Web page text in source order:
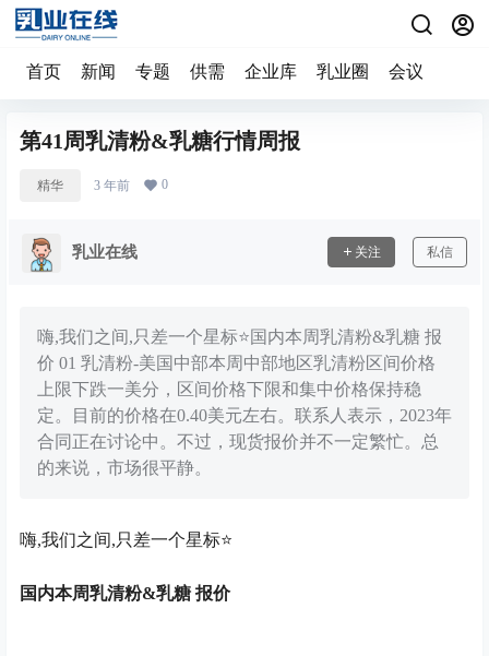
首页 新闻 专题 供需 企业库 乳业圈 会议
第41周乳清粉&乳糖行情周报
精华 3 年前 0
乳业在线 关注 私信
嗨,我们之间,只差一个星标⭐国内本周乳清粉&乳糖 报
价 01 乳清粉-美国中部本周中部地区乳清粉区间价格
上限下跌一美分，区间价格下限和集中价格保持稳
定。目前的价格在0.40美元左右。联系人表示，2023年
合同正在讨论中。不过，现货报价并不一定繁忙。总
的来说，市场很平静。
嗨,我们之间,只差一个星标⭐
国内本周乳清粉&乳糖 报价